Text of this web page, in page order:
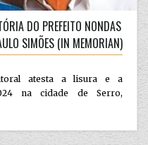
DO PREFEITO NONDAS
SIMÕES (IN MEMORIAN)
atesta a lisura e a
na cidade de Serro,